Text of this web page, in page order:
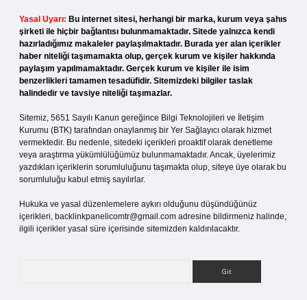
Yasal Uyarı: Bu internet sitesi, herhangi bir marka, kurum veya şahıs
şirketi ile hiçbir bağlantısı bulunmamaktadır. Sitede yalnızca kendi
hazırladığımız makaleler paylaşılmaktadır. Burada yer alan içerikler
haber niteliği taşımamakta olup, gerçek kurum ve kişiler hakkında
paylaşım yapılmamaktadır. Gerçek kurum ve kişiler ile isim
benzerlikleri tamamen tesadüfidir. Sitemizdeki bilgiler taslak
halindedir ve tavsiye niteliği taşımazlar.
Sitemiz, 5651 Sayılı Kanun gereğince Bilgi Teknolojileri ve İletişim
Kurumu (BTK) tarafından onaylanmış bir Yer Sağlayıcı olarak hizmet
vermektedir. Bu nedenle, sitedeki içerikleri proaktif olarak denetleme
veya araştırma yükümlülüğümüz bulunmamaktadır. Ancak, üyelerimiz
yazdıkları içeriklerin sorumluluğunu taşımakta olup, siteye üye olarak bu
sorumluluğu kabul etmiş sayılırlar.
Hukuka ve yasal düzenlemelere aykırı olduğunu düşündüğünüz
içerikleri, backlinkpanelicomtr@gmail.com adresine bildirmeniz halinde,
ilgili içerikler yasal süre içerisinde sitemizden kaldırılacaktır.